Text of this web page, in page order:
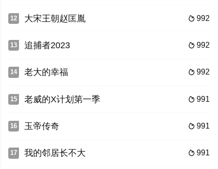
12  992
大宋王朝赵匡胤
13  992
追捕者2023
14  992
老大的幸福
15  991
老威的X计划第一季
16  991
玉帝传奇
17  991
我的邻居长不大